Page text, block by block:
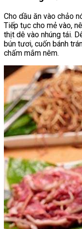
Cho dầu ăn vào chảo
Tiếp tục cho mẻ vào,
thịt dê vào nhúng tái.
bún tươi, cuốn bánh
chấm mắm nêm.